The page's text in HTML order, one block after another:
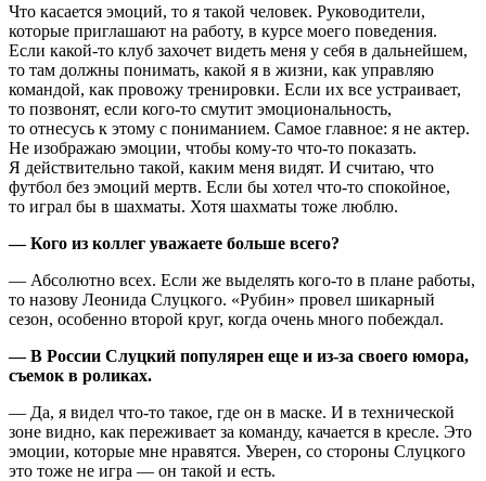
Что касается эмоций, то я такой человек. Руководители,
которые приглашают на работу, в курсе моего поведения.
Если какой-то клуб захочет видеть меня у себя в дальнейшем,
то там должны понимать, какой я в жизни, как управляю
командой, как провожу тренировки. Если их все устраивает,
то позвонят, если кого-то смутит эмоциональность,
то отнесусь к этому с пониманием. Самое главное: я не актер.
Не изображаю эмоции, чтобы кому-то что-то показать.
Я действительно такой, каким меня видят. И считаю, что
футбол без эмоций мертв. Если бы хотел что-то спокойное,
то играл бы в шахматы. Хотя шахматы тоже люблю.
— Кого из коллег уважаете больше всего?
— Абсолютно всех. Если же выделять кого-то в плане работы,
то назову Леонида Слуцкого. «Рубин» провел шикарный
сезон, особенно второй круг, когда очень много побеждал.
— В России Слуцкий популярен еще и из-за своего юмора,
съемок в роликах.
— Да, я видел что-то такое, где он в маске. И в технической
зоне видно, как переживает за команду, качается в кресле. Это
эмоции, которые мне нравятся. Уверен, со стороны Слуцкого
это тоже не игра — он такой и есть.